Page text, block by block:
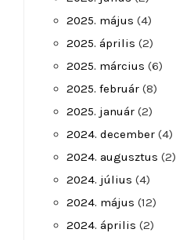
2025. május (4)
2025. április (2)
2025. március (6)
2025. február (8)
2025. január (2)
2024. december (4)
2024. augusztus (2)
2024. július (4)
2024. május (12)
2024. április (2)